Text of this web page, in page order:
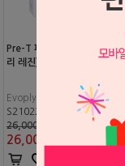
Pre-T 파우다 리필 (템포러
리 레진)(교환반품불가)
Evoply
S2102237
26,000원
26,000